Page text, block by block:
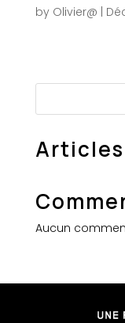
by Olivier@ |
Aucun